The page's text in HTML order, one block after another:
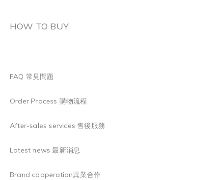
HOW TO BUY
FAQ 常見問題
Order Process 購物流程
After-sales services 售後服務
Latest news 最新消息
Brand cooperation異業合作